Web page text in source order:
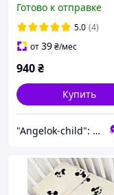
белья в кровать из 9
предметов
Готово к отправке
5.0 (4)
от39₴/мес
940₴
Купить
"Angelok-child": Интернет-магазин детских товаров. Зимние комбинезоны. Зимние конверты в коляску